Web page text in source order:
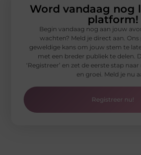
Word vandaag nog
platform!
Begin vandaag nog aan jouw
wachten? Meld je direct aan.
geweldige kans om jouw stem te
met een breder publiek te delen.
‘Registreer’ en zet de eerste stap
en groei. Meld je nu
Registreer nu!